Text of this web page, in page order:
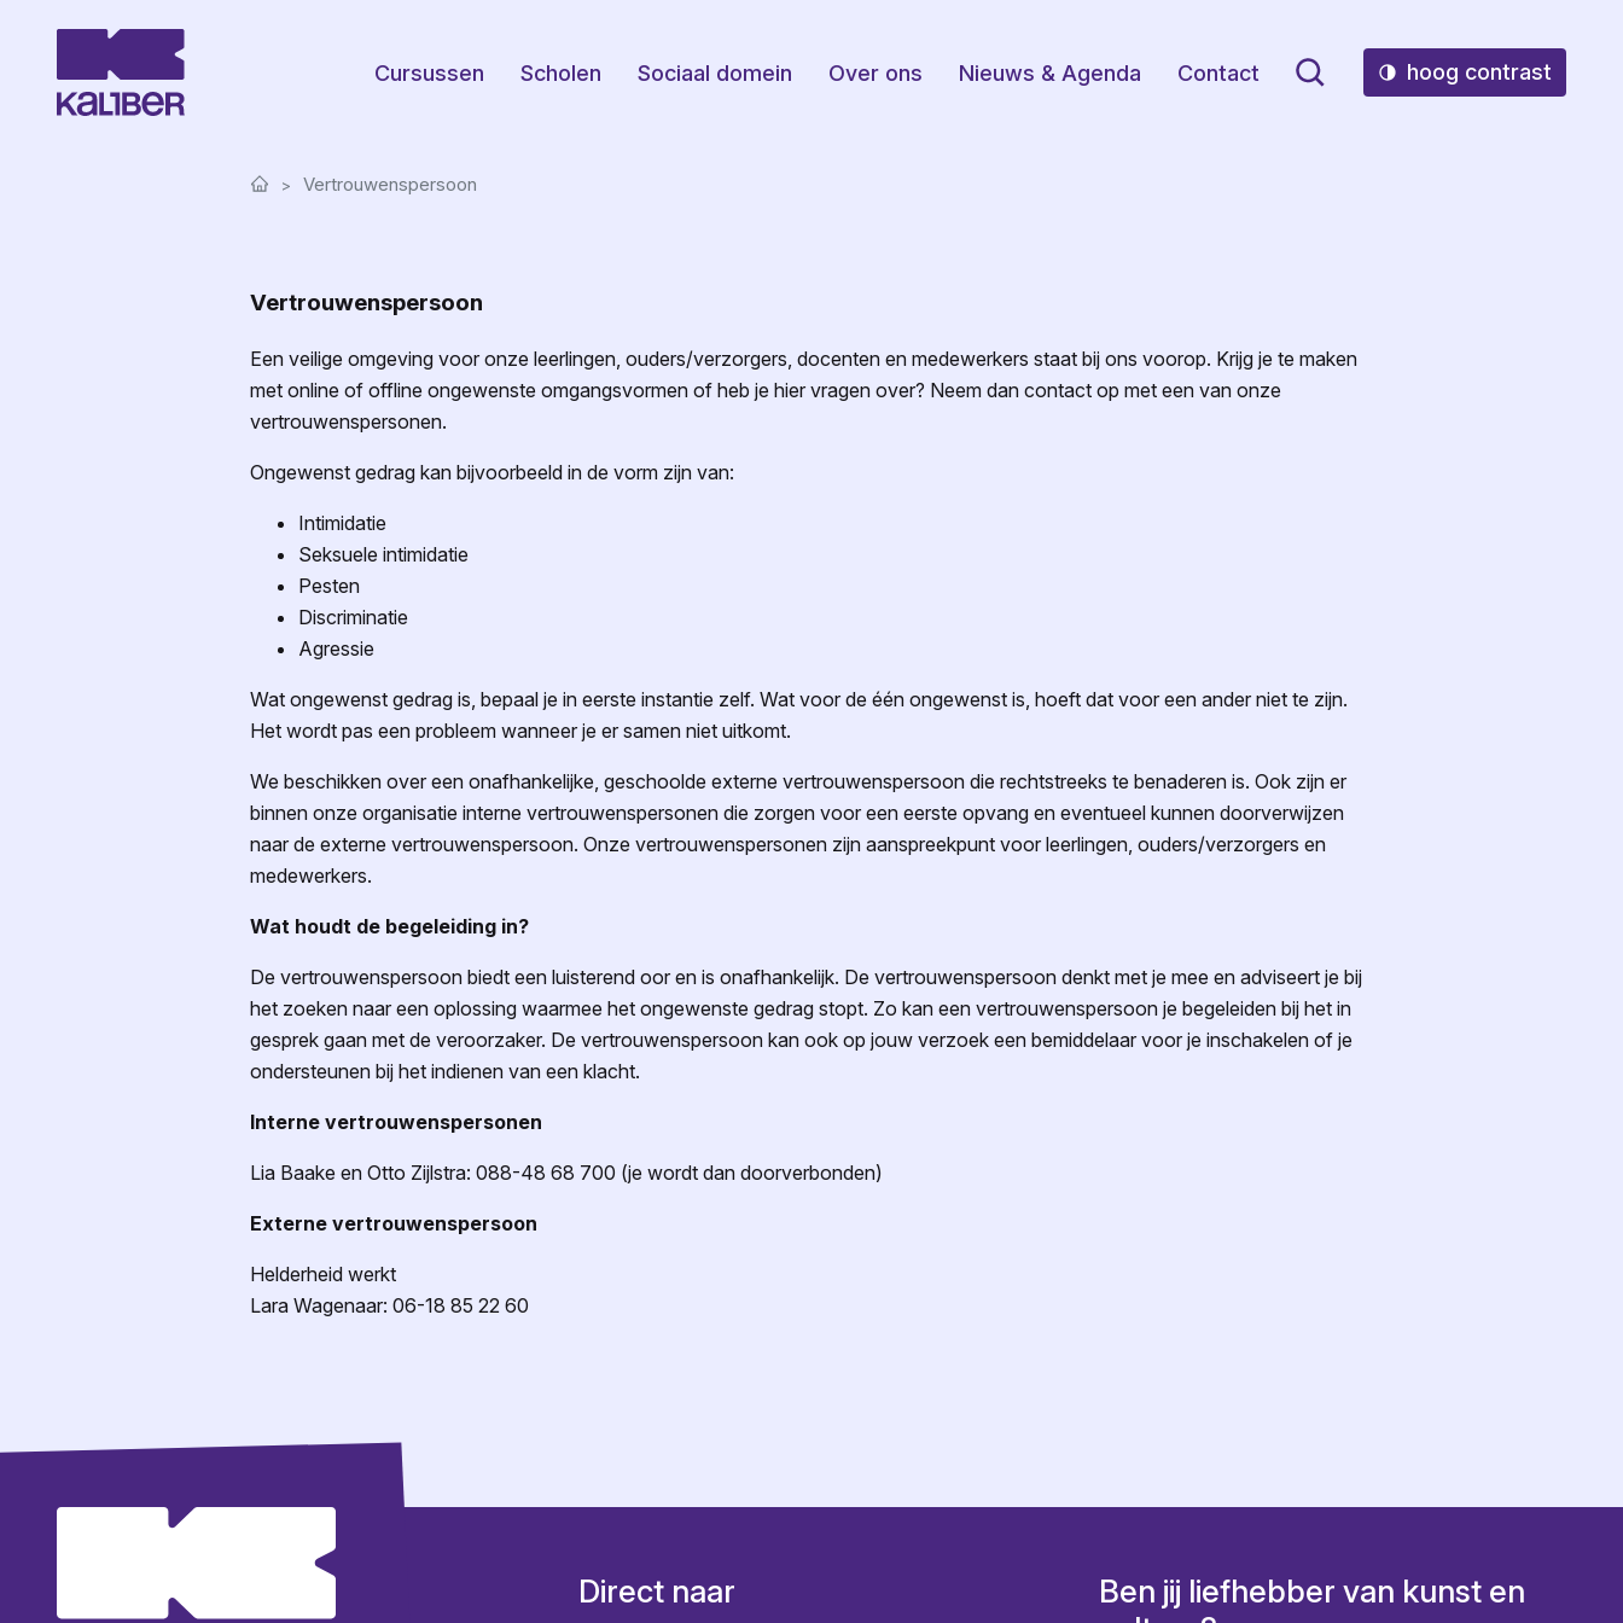
Cursussen Scholen Sociaal domein Over ons Nieuws & Agenda Contact hoog contrast
Vertrouwenspersoon
Vertrouwenspersoon
Een veilige omgeving voor onze leerlingen, ouders/verzorgers, docenten en medewerkers staat bij ons voorop. Krijg je te maken
met online of offline ongewenste omgangsvormen of heb je hier vragen over? Neem dan contact op met een van onze
vertrouwenspersonen.
Ongewenst gedrag kan bijvoorbeeld in de vorm zijn van:
Intimidatie
Seksuele intimidatie
Pesten
Discriminatie
Agressie
Wat ongewenst gedrag is, bepaal je in eerste instantie zelf. Wat voor de één ongewenst is, hoeft dat voor een ander niet te zijn.
Het wordt pas een probleem wanneer je er samen niet uitkomt.
We beschikken over een onafhankelijke, geschoolde externe vertrouwenspersoon die rechtstreeks te benaderen is. Ook zijn er
binnen onze organisatie interne vertrouwenspersonen die zorgen voor een eerste opvang en eventueel kunnen doorverwijzen
naar de externe vertrouwenspersoon. Onze vertrouwenspersonen zijn aanspreekpunt voor leerlingen, ouders/verzorgers en
medewerkers.
Wat houdt de begeleiding in?
De vertrouwenspersoon biedt een luisterend oor en is onafhankelijk. De vertrouwenspersoon denkt met je mee en adviseert je bij
het zoeken naar een oplossing waarmee het ongewenste gedrag stopt. Zo kan een vertrouwenspersoon je begeleiden bij het in
gesprek gaan met de veroorzaker. De vertrouwenspersoon kan ook op jouw verzoek een bemiddelaar voor je inschakelen of je
ondersteunen bij het indienen van een klacht.
Interne vertrouwenspersonen
Lia Baake en Otto Zijlstra: 088-48 68 700 (je wordt dan doorverbonden)
Externe vertrouwenspersoon
Helderheid werkt
Lara Wagenaar: 06-18 85 22 60
Direct naar
Ben jij liefhebber van kunst en